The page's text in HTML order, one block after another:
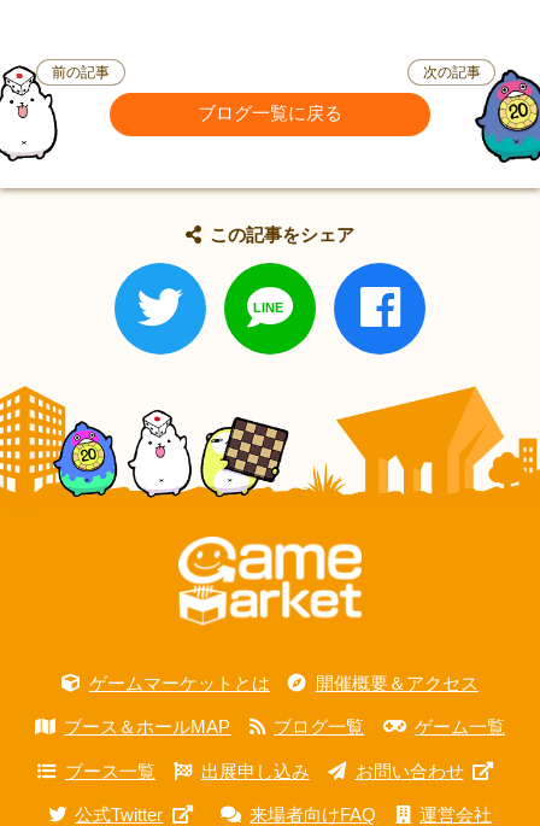
前の記事
ブログ一覧に戻る
次の記事
この記事をシェア
ゲームマーケットとは 開催概要＆アクセス
ブース＆ホールMAP ブログ一覧 ゲーム一覧
ブース一覧 出展申し込み お問い合わせ
公式Twitter 来場者向けFAQ 運営会社